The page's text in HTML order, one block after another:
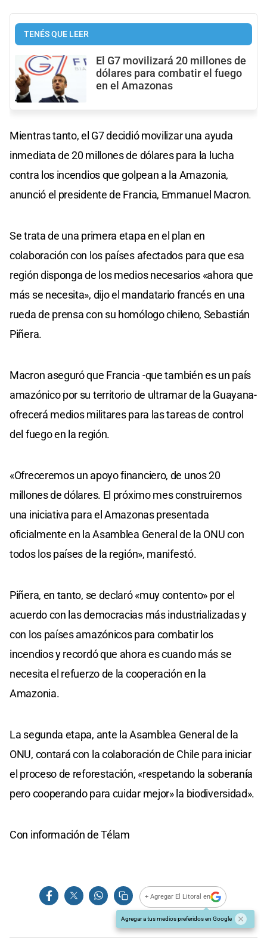
TENÉS QUE LEER
El G7 movilizará 20 millones de
dólares para combatir el fuego
en el Amazonas
Mientras tanto, el G7 decidió movilizar una ayuda
inmediata de 20 millones de dólares para la lucha
contra los incendios que golpean a la Amazonia,
anunció el presidente de Francia, Emmanuel Macron.
Se trata de una primera etapa en el plan en
colaboración con los países afectados para que esa
región disponga de los medios necesarios «ahora que
más se necesita», dijo el mandatario francés en una
rueda de prensa con su homólogo chileno, Sebastián
Piñera.
Macron aseguró que Francia -que también es un país
amazónico por su territorio de ultramar de la Guayana-
ofrecerá medios militares para las tareas de control
del fuego en la región.
«Ofreceremos un apoyo financiero, de unos 20
millones de dólares. El próximo mes construiremos
una iniciativa para el Amazonas presentada
oficialmente en la Asamblea General de la ONU con
todos los países de la región», manifestó.
Piñera, en tanto, se declaró «muy contento» por el
acuerdo con las democracias más industrializadas y
con los países amazónicos para combatir los
incendios y recordó que ahora es cuando más se
necesita el refuerzo de la cooperación en la
Amazonia.
La segunda etapa, ante la Asamblea General de la
ONU, contará con la colaboración de Chile para iniciar
el proceso de reforestación, «respetando la soberanía
pero cooperando para cuidar mejor» la biodiversidad».
Con información de Télam
+ Agregar El Litoral en
Agregar a tus medios preferidos en Google